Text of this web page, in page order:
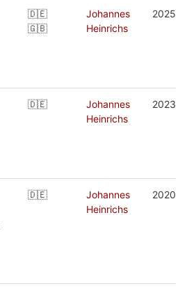
🇩🇪
🇬🇧
Johannes
Heinrichs
2025
🇩🇪
Johannes
Heinrichs
2023
🇩🇪
Johannes
Heinrichs
2020